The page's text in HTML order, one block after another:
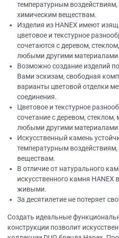
температурным
химическим веществам.
Изделия из НANEХ имеют
цветовое и текстурное
сочетаются с деревом,
любыми другими материалами.
Возможно создание изделий
Вами эскизам, свободная
варианты цветовой отделки
соединения.
Цветовое и текстурное
сочетание с деревом,
любыми другими материалами.
Искусственный камень
температурным
веществам.
В отличие от натурального
искусственного камня НANEХ
живыми.
За десятилетие не потеряет
Создать идеальные
конструкции позволит